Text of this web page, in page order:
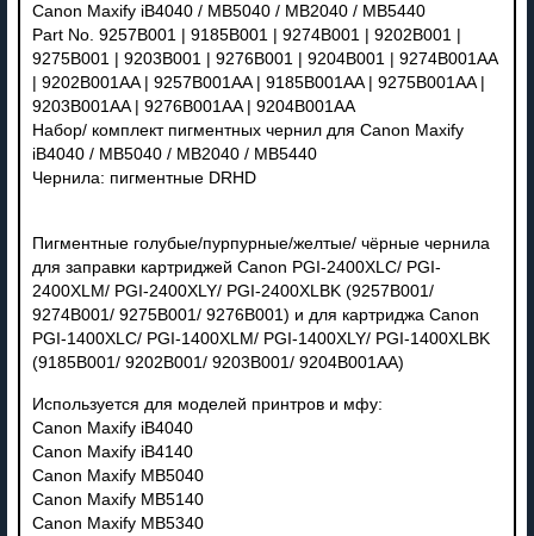
Canon Maxify iB4040 / MB5040 / MB2040 / MB5440
Part No. 9257B001 | 9185B001 | 9274B001 | 9202B001 |
9275B001 | 9203B001 | 9276B001 | 9204B001 | 9274B001AA
| 9202B001AA | 9257B001AA | 9185B001AA | 9275B001AA |
9203B001AA | 9276B001AA | 9204B001AA
Набор/ комплект пигментных чернил для Canon Maxify
iB4040 / MB5040 / MB2040 / MB5440
Чернила: пигментные DRHD
Пигментные голубые/пурпурные/желтые/ чёрные чернила
для заправки картриджей Canon PGI-2400XLС/ PGI-
2400XLM/ PGI-2400XLY/ PGI-2400XLBK (9257B001/
9274B001/ 9275B001/ 9276B001) и для картриджа Canon
PGI-1400XLC/ PGI-1400XLM/ PGI-1400XLY/ PGI-1400XLBK
(9185B001/ 9202B001/ 9203B001/ 9204B001AA)
Используется для моделей принтров и мфу:
Canon Maxify iB4040
Canon Maxify iB4140
Canon Maxify MB5040
Canon Maxify MB5140
Canon Maxify MB5340